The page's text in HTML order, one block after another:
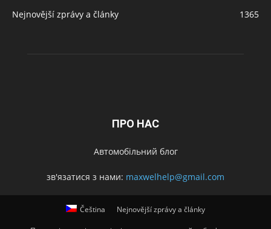
Nejnovější zprávy a články 1365
ПРО НАС
Автомобільний блог
зв'язатися з нами: maxwelhelp@gmail.com
Čeština Nejnovější zprávy a články